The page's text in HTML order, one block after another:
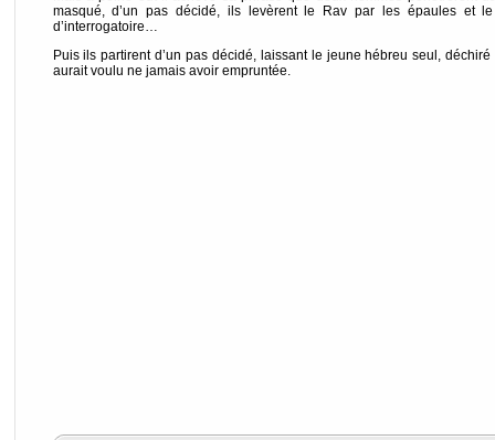
masqué, d’un pas décidé, ils levèrent le Rav par les épaules et
d’interrogatoire…
Puis ils partirent d’un pas décidé, laissant le jeune hébreu seul,
aurait voulu ne jamais avoir empruntée.